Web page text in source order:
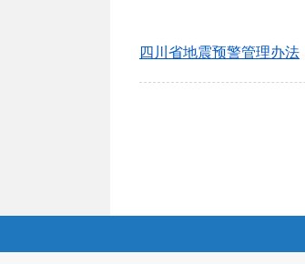
四川省地震预警管理办法